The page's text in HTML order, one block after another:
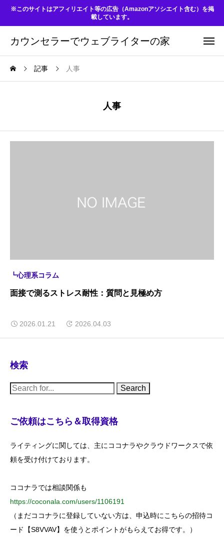
※このサイトはアフィリエイト等の広告（Amazonアソシエイト含む）を掲
載しています。
カウンセラーでウェブライターの家
記事 人事
人事
┗心理系コラム
面接で測るストレス耐性：質問と見極め方
2026.01.21 2026.04.03
検索
S
e
c
h
o
:
ご依頼はこちら＆取得資格
ライティングに関しては、主にココナラやクラウドワークスで依
頼を受け付けております。
ココナラでは相談関係も
https://coconala.com/users/1106191
（まだココナラに登録していない方は、申込時にこちらの招待コ
ード【S8VVAV】を使うとポイントがもらえてお得です。）